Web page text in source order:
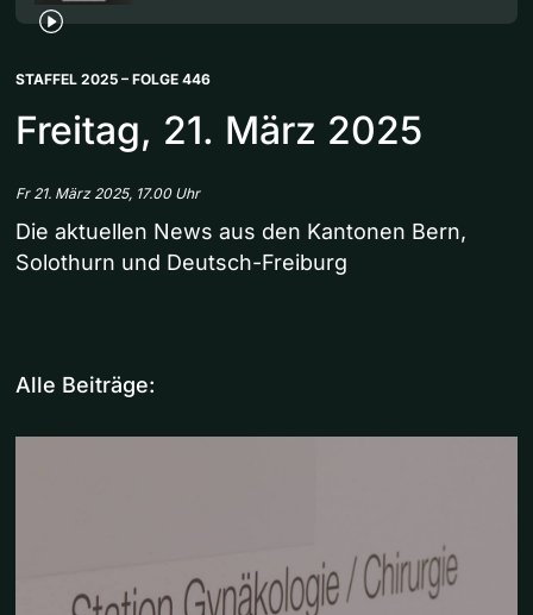
STAFFEL 2025 – FOLGE 446
Freitag, 21. März 2025
Fr 21. März 2025, 17.00 Uhr
Die aktuellen News aus den Kantonen Bern,
Solothurn und Deutsch-Freiburg
Alle Beiträge: